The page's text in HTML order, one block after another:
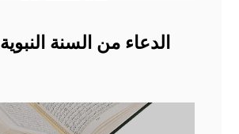
الدعاء من السنة النبوية